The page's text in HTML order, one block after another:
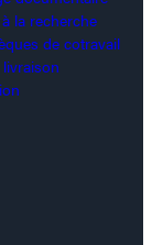
la recherche
de cotravail